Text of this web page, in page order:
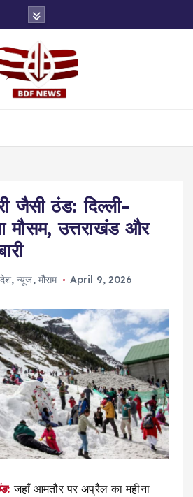
जैसी ठंड: दिल्ली-
मौसम, उत्तराखंड और
देश,न्यूज, मौसम April 9, 2026
जहाँ आमतौर पर अप्रैल का महीना